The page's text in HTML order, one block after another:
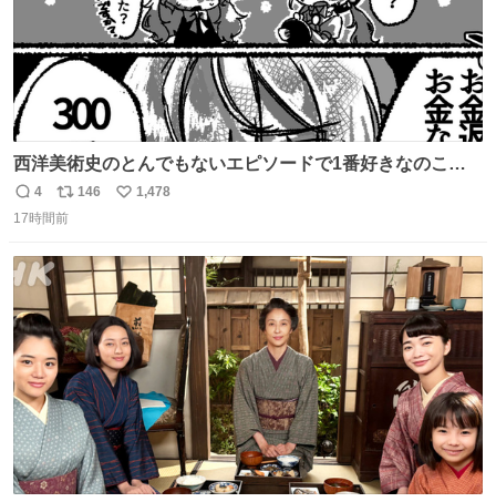
西洋美術史のとんでもないエピソードで1番好きなのこれ
モネのエピソード大体面白い #絵がみの美術史創作
返
信
4
リ
ポ
ト
数
146
い
数
1,478
17時間前